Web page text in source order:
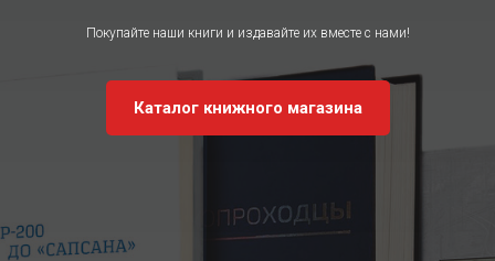
Покупайте наши книги и издавайте их вместе с нами!
Каталог книжного магазина